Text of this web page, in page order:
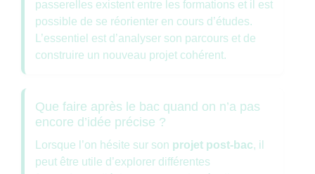
passerelles existent entre les formations et il est
possible de se réorienter en cours d’études.
L’essentiel est d’analyser son parcours et de
construire un nouveau projet cohérent.
Que faire après le bac quand on n’a pas
encore d’idée précise ?
Lorsque l’on hésite sur son projet post-bac, il
peut être utile d’explorer différentes